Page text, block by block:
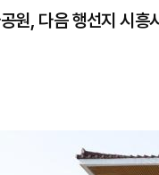
원, 다음 행선지 시흥